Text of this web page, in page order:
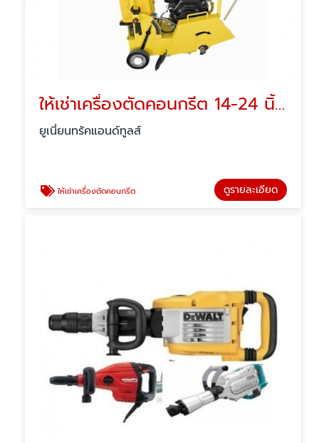
ให้เช่าเครื่องตัดคอนกรีต 14-24 นิ้ว -ปทุมธานี
ยูเนี่ยนทรัคแอนด์ทูลส์
ให้เช่าเครื่องตัดคอนกรีต ดูรายละเอียด